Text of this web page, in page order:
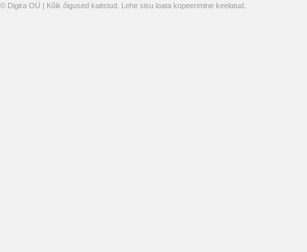
© Digira OÜ | Kõik õigused kaitstud. Lehe sisu loata kopeerimine keelatud.